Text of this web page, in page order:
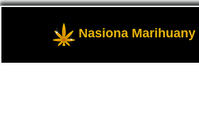
marihuanie THC i konopi CBD,
cannabis i nie
Nasiona Marihuany